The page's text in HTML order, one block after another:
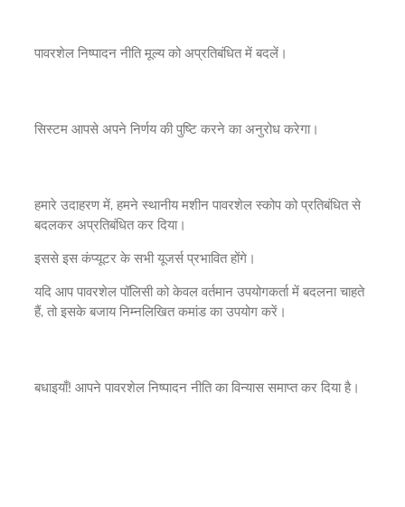
पावरशेल निष्पादन नीति मूल्य को अप्रतिबंधित में बदलें।
सिस्टम आपसे अपने निर्णय की पुष्टि करने का अनुरोध करेगा।
हमारे उदाहरण में, हमने स्थानीय मशीन पावरशेल स्कोप को प्रतिबंधित से
बदलकर अप्रतिबंधित कर दिया।
इससे इस कंप्यूटर के सभी यूजर्स प्रभावित होंगे।
यदि आप पावरशेल पॉलिसी को केवल वर्तमान उपयोगकर्ता में बदलना चाहते
हैं, तो इसके बजाय निम्नलिखित कमांड का उपयोग करें।
बधाइयाँ! आपने पावरशेल निष्पादन नीति का विन्यास समाप्त कर दिया है।